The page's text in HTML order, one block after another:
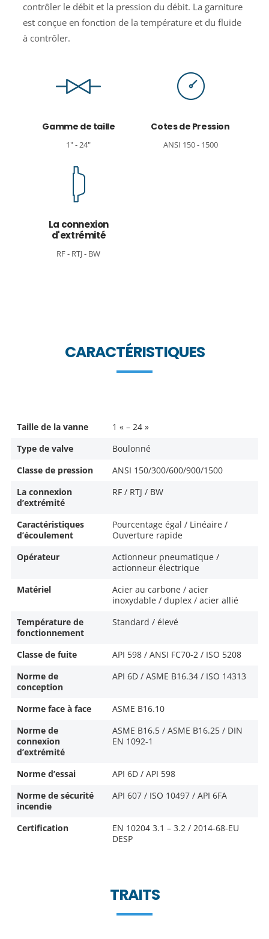
contrôler le débit et la pression du débit. La garniture
est conçue en fonction de la température et du fluide
à contrôler.
Gamme de taille
1" - 24"
Cotes de Pression
ANSI 150 - 1500
La connexion
d'extrémité
RF - RTJ - BW
CARACTÉRISTIQUES
Taille de la vanne
1 « – 24 »
Type de valve
Boulonné
Classe de pression
ANSI 150/300/600/900/1500
La connexion
d’extrémité
RF / RTJ / BW
Caractéristiques
d’écoulement
Pourcentage égal / Linéaire /
Ouverture rapide
Opérateur
Actionneur pneumatique /
actionneur électrique
Matériel
Acier au carbone / acier
inoxydable / duplex / acier allié
Température de
fonctionnement
Standard / élevé
Classe de fuite
API 598 / ANSI FC70-2 / ISO 5208
Norme de
conception
API 6D / ASME B16.34 / ISO 14313
Norme face à face
ASME B16.10
Norme de
connexion
d’extrémité
ASME B16.5 / ASME B16.25 / DIN
EN 1092-1
Norme d’essai
API 6D / API 598
Norme de sécurité
incendie
API 607 / ISO 10497 / API 6FA
Certification
EN 10204 3.1 – 3.2 / 2014-68-EU
DESP
TRAITS